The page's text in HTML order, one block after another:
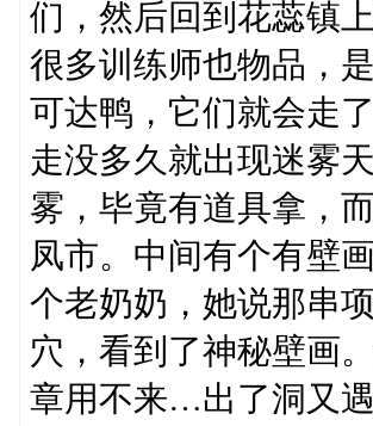
们，然后回到花蕊镇
很多训练师也物品，
可达鸭，它们就会走
走没多久就出现迷雾
雾，毕竟有道具拿，
凤市。中间有个有壁
个老奶奶，她说那串
穴，看到了神秘壁画
章用不来…出了洞又